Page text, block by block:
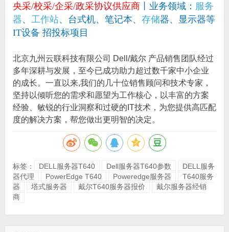
央采/校采/企采/政采协议供应商丨业务领域： 服务
器、 工作站、台式机、笔记本、 存储器、显示器等
IT设备 招投标项目
北京九州云联科技有限公司 Dell/戴尔 产品销售团队经过
多年深耕与发展，至今已成功助力超过数千家中小企业
的成长。一直以来,我们的几十位销售顾问和技术专家，
坚持以倾听您的需求和愿望为工作核心，以丰富的方案
经验、敏锐的行业洞察和过硬的IT技术，为您提供高匹配
度的解决方案，帮您做出更明智的决定。
标签： DELL服务器T640 Dell服务器T640参数
DELL服务
器代理
PowerEdge T640 Poweredge服务器
T640服务
器
塔式服务器 戴尔T640服务器报价
戴尔服务器经销
商